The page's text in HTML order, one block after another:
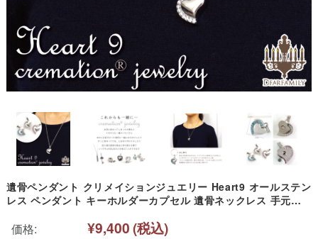
遺骨ペンダント クリメイションジュエリー Heart9 オールステン
レス ペンダント キーホルダーカプセル 遺骨ネックレス 手元供
骨 骨入れ 人気
価格: ¥9,400(税込)